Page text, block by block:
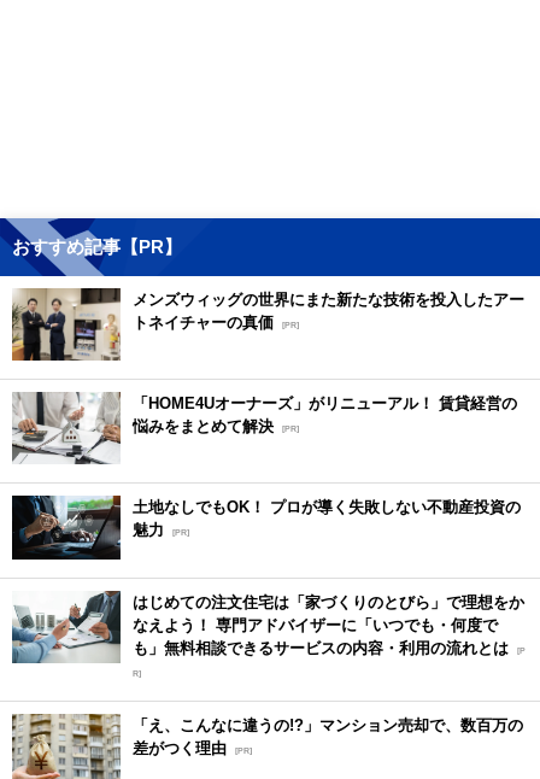
おすすめ記事【PR】
メンズウィッグの世界にまた新たな技術を投入したアー
トネイチャーの真価
[PR]
「HOME4Uオーナーズ」がリニューアル！ 賃貸経営の
悩みをまとめて解決 [PR]
土地なしでもOK！ プロが導く失敗しない不動産投資の
魅力
[PR]
はじめての注文住宅は「家づくりのとびら」で理想をか
なえよう！ 専門アドバイザーに「いつでも・何度で
も」無料相談できるサービスの内容・利用の流れとは [P
R]
「え、こんなに違うの!?」マンション売却で、数百万の
差がつく理由 [PR]